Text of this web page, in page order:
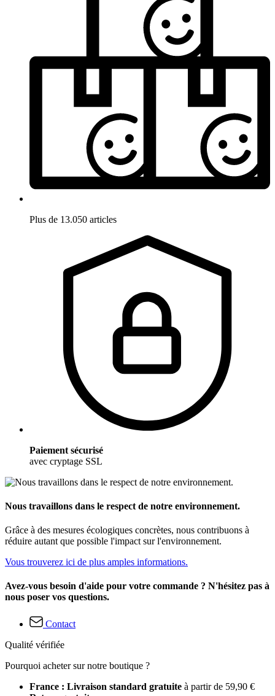
Plus de 13.050 articles
Paiement sécurisé
avec cryptage SSL
Nous travaillons dans le respect de notre environnement.
Grâce à des mesures écologiques concrètes, nous contribuons à
réduire autant que possible l'impact sur l'environnement.
Vous trouverez ici de plus amples informations.
Avez-vous besoin d'aide pour votre commande ? N'hésitez pas à
nous poser vos questions.
Contact
Qualité vérifiée
Pourquoi acheter sur notre boutique ?
France : Livraison standard gratuite à partir de 59,90 €